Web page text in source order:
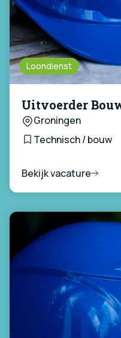
Loondienst
Uitvoerder
Groningen
Technisch / bouw
Bekijk vacature